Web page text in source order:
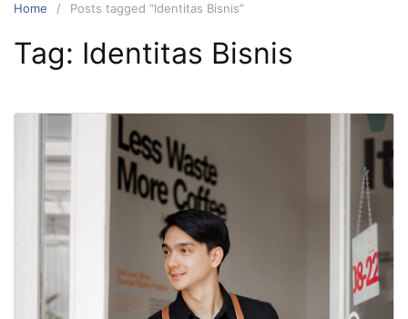
Home Posts tagged “Identitas Bisnis”
Tag: Identitas Bisnis